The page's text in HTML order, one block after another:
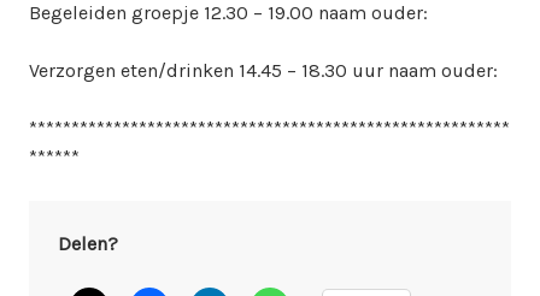
Begeleiden groepje 12.30 – 19.00 naam ouder:
Verzorgen eten/drinken 14.45 – 18.30 uur naam ouder:
*********************************************************
******
Delen?